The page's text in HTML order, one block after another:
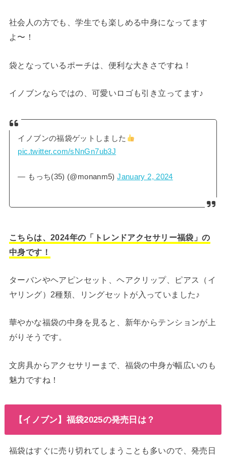
社会人の方でも、学生でも楽しめる中身になってます
よ〜！
袋となっているポーチは、便利な大きさですね！
イノブンならではの、可愛いロゴも引き立ってます♪
イノブンの福袋ゲットしました
pic.twitter.com/sNnGn7ub3J
— もっち(35) (@monanm5)January 2, 2024
こちらは、2024年の「トレンドアクセサリー福袋」の
中身です！
ターバンやヘアピンセット、ヘアクリップ、ピアス（イ
ヤリング）2種類、リングセット が入っていました♪
華やかな福袋の中身を見ると、新年からテンションが上
がりそうです。
文房具からアクセサリーまで、福袋の中身が幅広いのも
魅力ですね！
【イノブン】福袋2025の発売日は？
福袋はすぐに売り切れてしまうことも多いので、発売日